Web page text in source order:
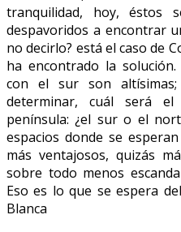
tranquilidad, hoy, éstos
despavoridos a encontrar
no decirlo? está el caso de
ha encontrado la
con el sur son
determinar, cuál será
península: ¿el sur o el
espacios donde se
más ventajosos, quizás
sobre todo menos
Eso es lo que se espera
Blanca